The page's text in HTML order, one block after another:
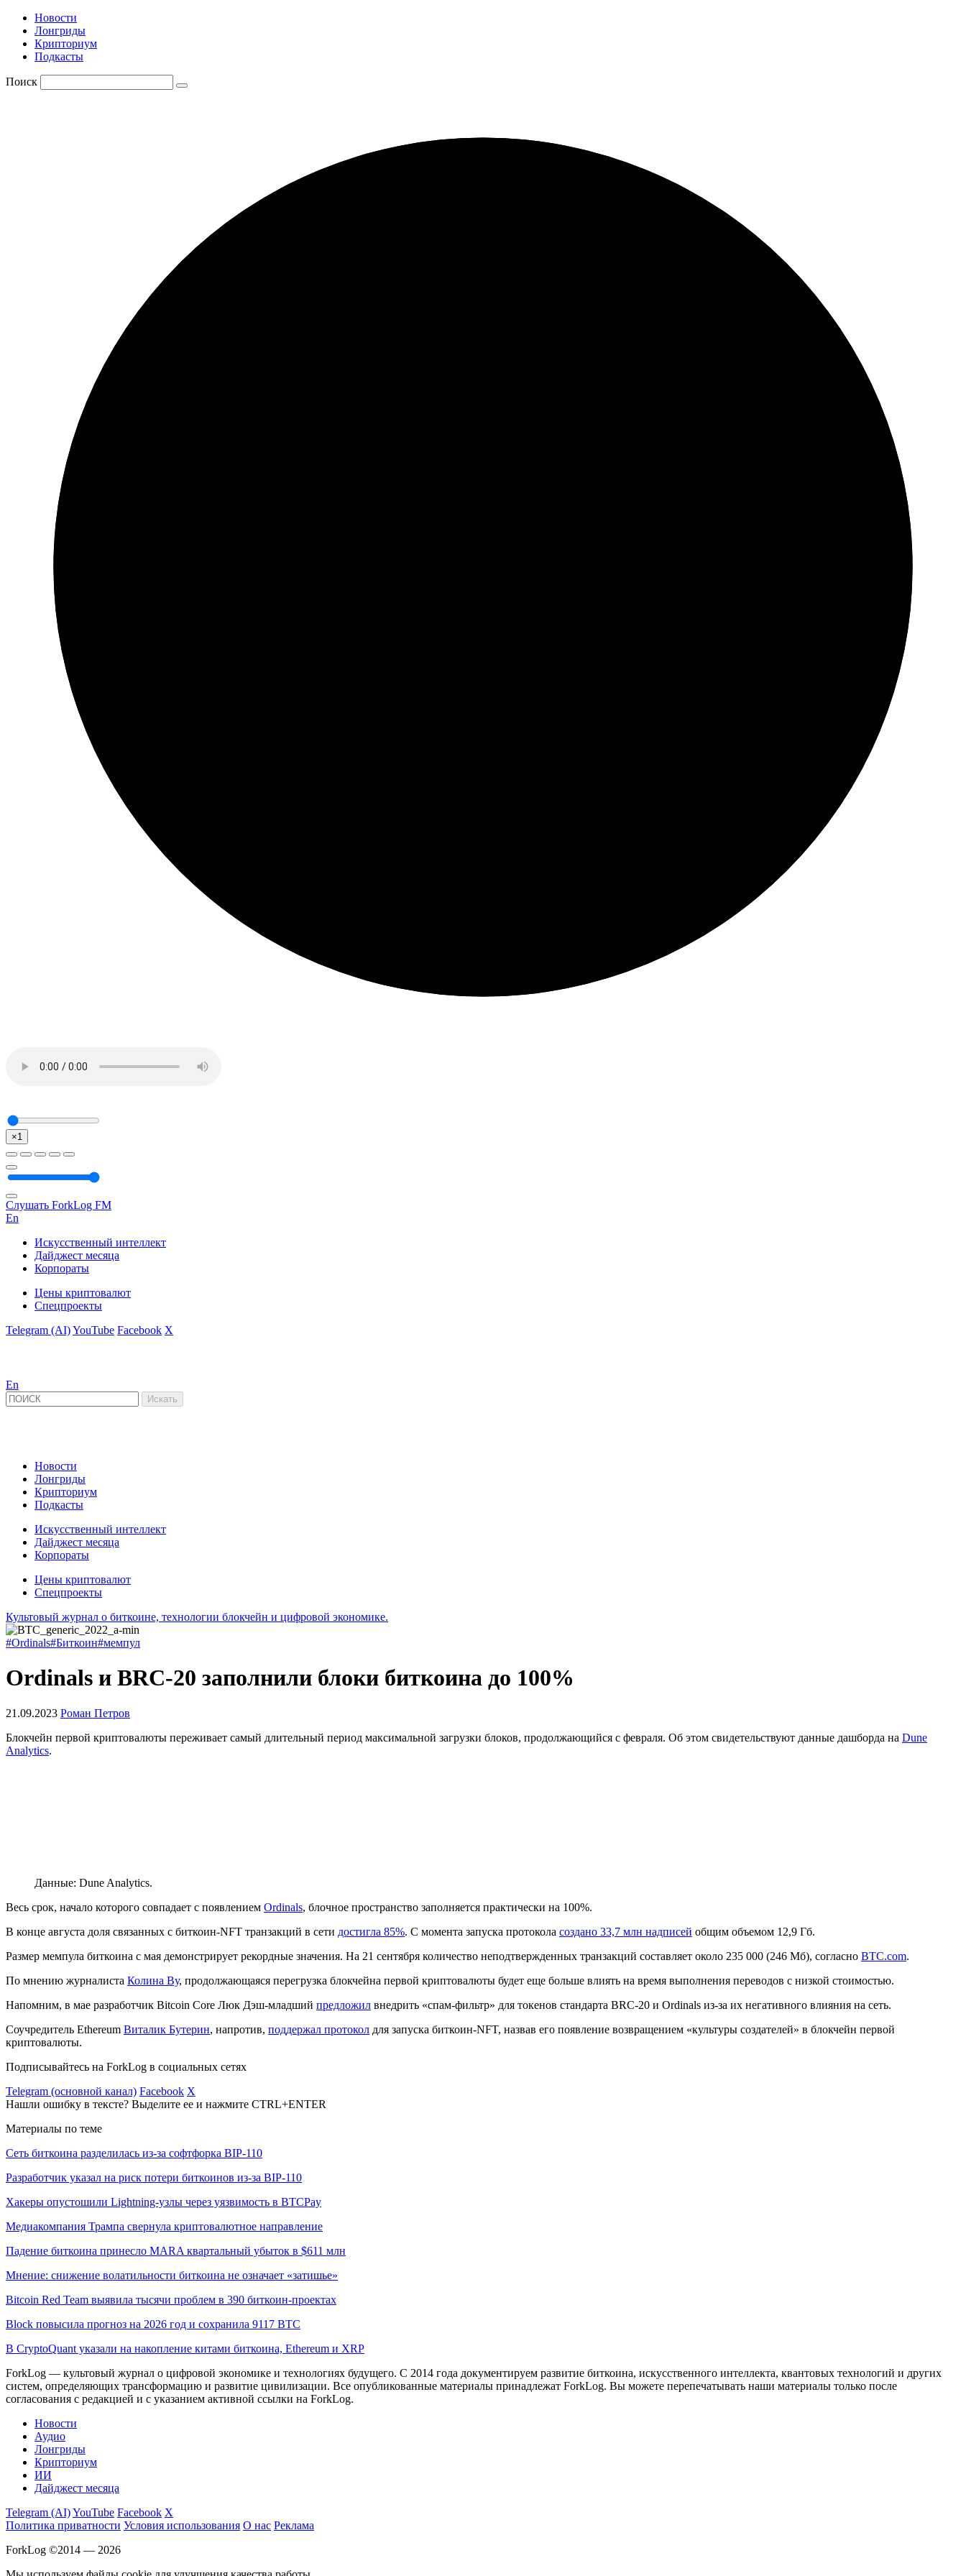
Новости
Лонгриды
Крипториум
Подкасты
Поиск
×1
Слушать ForkLog FM
En
Искусственный интеллект
Дайджест месяца
Корпораты
Цены криптовалют
Спецпроекты
Telegram (AI)YouTube Facebook X
En
Новости
Лонгриды
Крипториум
Подкасты
Искусственный интеллект
Дайджест месяца
Корпораты
Цены криптовалют
Спецпроекты
Культовый журнал о биткоине, технологии блокчейн и цифровой экономике.
#Ordinals#Биткоин#мемпул
Ordinals и BRC-20 заполнили блоки биткоина до 100%
21.09.2023 Роман Петров
Блокчейн первой криптовалюты переживает самый длительный период максимальной загрузки блоков, продолжающийся с февраля. Об этом свидетельствуют данные дашборда на Dune
Analytics.
Данные: Dune Analytics.
Весь срок, начало которого совпадает с появлением Ordinals, блочное пространство заполняется практически на 100%.
В конце августа доля связанных с биткоин-NFT транзакций в сети достигла 85%. С момента запуска протокола создано 33,7 млн надписей общим объемом 12,9 Гб.
Размер мемпула биткоина с мая демонстрирует рекордные значения. На 21 сентября количество неподтвержденных транзакций составляет около 235 000 (246 Мб), согласно BTC.com.
По мнению журналиста Колина Ву, продолжающаяся перегрузка блокчейна первой криптовалюты будет еще больше влиять на время выполнения переводов с низкой стоимостью.
Напомним, в мае разработчик Bitcoin Core Люк Дэш-младший предложил внедрить «спам-фильтр» для токенов стандарта BRC-20 и Ordinals из-за их негативного влияния на сеть.
Соучредитель Ethereum Виталик Бутерин, напротив, поддержал протокол для запуска биткоин-NFT, назвав его появление возвращением «культуры создателей» в блокчейн первой
криптовалюты.
Подписывайтесь на ForkLog в социальных сетях
Telegram (основной канал) Facebook X
Нашли ошибку в тексте? Выделите ее и нажмите CTRL+ENTER
Материалы по теме
Сеть биткоина разделилась из-за софтфорка BIP-110
Разработчик указал на риск потери биткоинов из-за BIP-110
Хакеры опустошили Lightning-узлы через уязвимость в BTCPay
Медиакомпания Трампа свернула криптовалютное направление
Падение биткоина принесло MARA квартальный убыток в $611 млн
Мнение: снижение волатильности биткоина не означает «затишье»
Bitcoin Red Team выявила тысячи проблем в 390 биткоин-проектах
Block повысила прогноз на 2026 год и сохранила 9117 BTC
В CryptoQuant указали на накопление китами биткоина, Ethereum и XRP
ForkLog — культовый журнал о цифровой экономике и технологиях будущего. С 2014 года документируем развитие биткоина, искусственного интеллекта, квантовых технологий и других
систем, определяющих трансформацию и развитие цивилизации. Все опубликованные материалы принадлежат ForkLog. Вы можете перепечатывать наши материалы только после
согласования с редакцией и с указанием активной ссылки на ForkLog.
Новости
Аудио
Лонгриды
Крипториум
ИИ
Дайджест месяца
Telegram (AI)YouTube Facebook X
Политика приватности Условия использования О нас Реклама
ForkLog ©2014 — 2026